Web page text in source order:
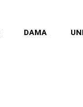
DAMA